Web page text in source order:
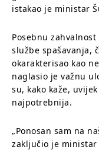
istakao je ministar
Posebnu
službe spašavanja,
okarakterisao kao
naglasio je važnu
su, kako kaže,
najpotrebnija.
„Ponosan sam na
zaključio je ministar